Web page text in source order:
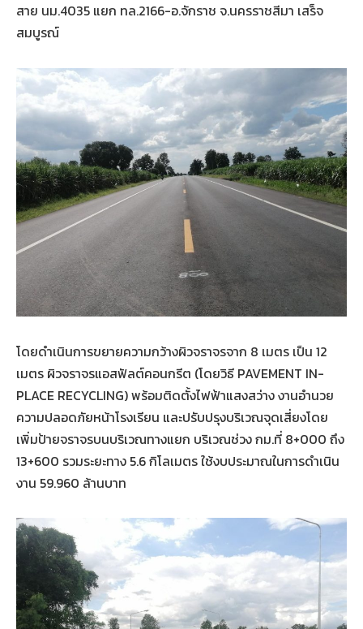
สาย นม.4035 แยก ทล.2166-อ.จักราช จ.นครราชสีมา เสร็จ
สมบูรณ์
โดยดำเนินการขยายความกว้างผิวจราจรจาก 8 เมตร เป็น 12
เมตร ผิวจราจรแอสฟัลต์คอนกรีต (โดยวิธี PAVEMENT IN-
PLACE RECYCLING) พร้อมติดตั้งไฟฟ้าแสงสว่าง งานอำนวย
ความปลอดภัยหน้าโรงเรียน และปรับปรุงบริเวณจุดเสี่ยงโดย
เพิ่มป้ายจราจรบนบริเวณทางแยก บริเวณช่วง กม.ที่ 8+000 ถึง
13+600 รวมระยะทาง 5.6 กิโลเมตร ใช้งบประมาณในการดำเนิน
งาน 59.960 ล้านบาท